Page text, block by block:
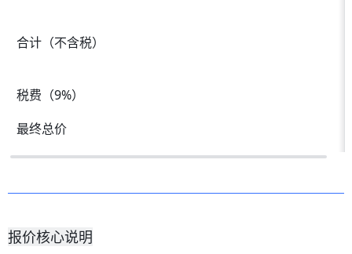
合计（不含税）
税费（9%）
最终总价
报价核心说明